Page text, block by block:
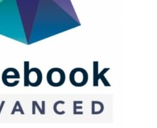
il coupon
mi interessa
comunicata a nessuno e per